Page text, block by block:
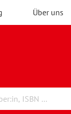
Über uns